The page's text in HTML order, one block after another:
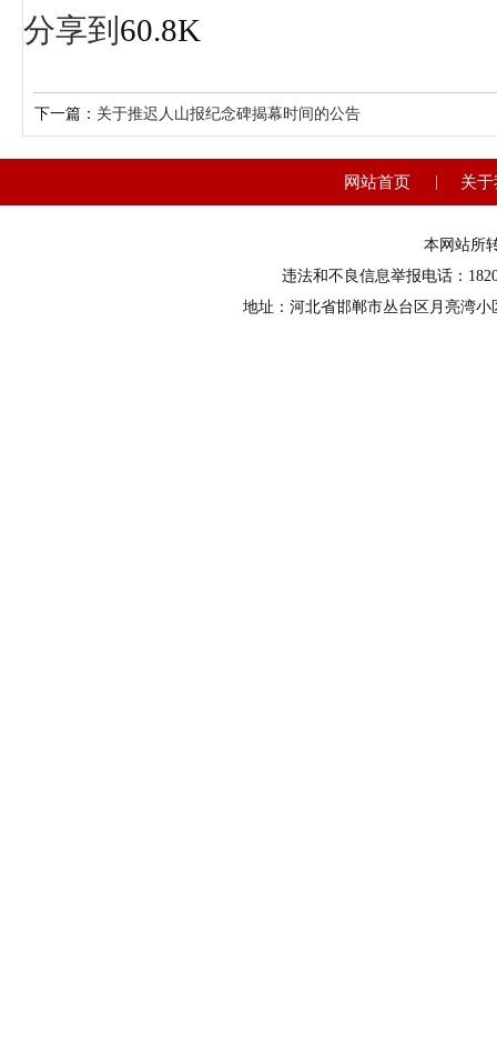
分享到 60.8K
下一篇： 关于推迟人山报纪念碑揭幕时间的公告
网站首页 关
本网站所
违法和不良信息举报电话：
地址：河北省邯郸市丛台区月亮湾